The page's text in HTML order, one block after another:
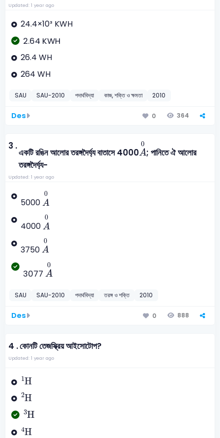
Updated: 1 year ago
24.4×10³ KWH
2.64 KWH
26.4 WH
264 WH
SAU SAU-2010 পদার্থবিদ্যা কাজ, শক্তি ও ক্ষমতা 2010
Des 0 364
3 .
একটি রঙিন আলোর তরঙ্গদৈর্ঘ্য বাতাসে 4000
0
A
A
; পানিতে ঐ আলোর
তরঙ্গদৈর্ঘ্য-
Updated: 1 year ago
5000
0
A
A
4000
0
A
A
3750
0
A
A
3077
0
A
A
SAU SAU-2010 পদার্থবিদ্যা তরঙ্গ ও শক্তি 2010
Des 0 888
4 .কোনটি তেজস্ক্রিয় আইসোটোপ?
Updated: 1 year ago
1H
H1
2H
H2
3H
H3
4H
H4